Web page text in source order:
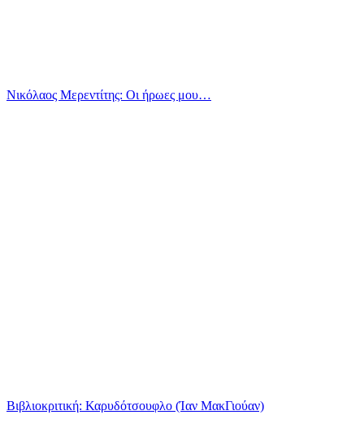
Νικόλαος Μερεντίτης: Οι ήρωες μου…
Βιβλιοκριτική: Καρυδότσουφλο (Ίαν ΜακΓιούαν)